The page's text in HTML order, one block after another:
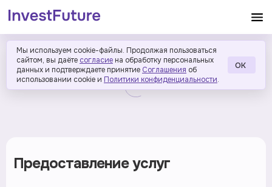
Мы используем cookie-файлы. Продолжая пользоваться
сайтом, вы даёте согласие на обработку персональных
данных и подтверждаете принятие Соглашения об
использовании cookie и Политики конфиденциальности.
ОК
Предоставление услуг